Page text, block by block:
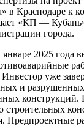
в Краснодаре к
«КП —
города.
2025 года
уже
и
конструкций.
строительных
Предпроектные